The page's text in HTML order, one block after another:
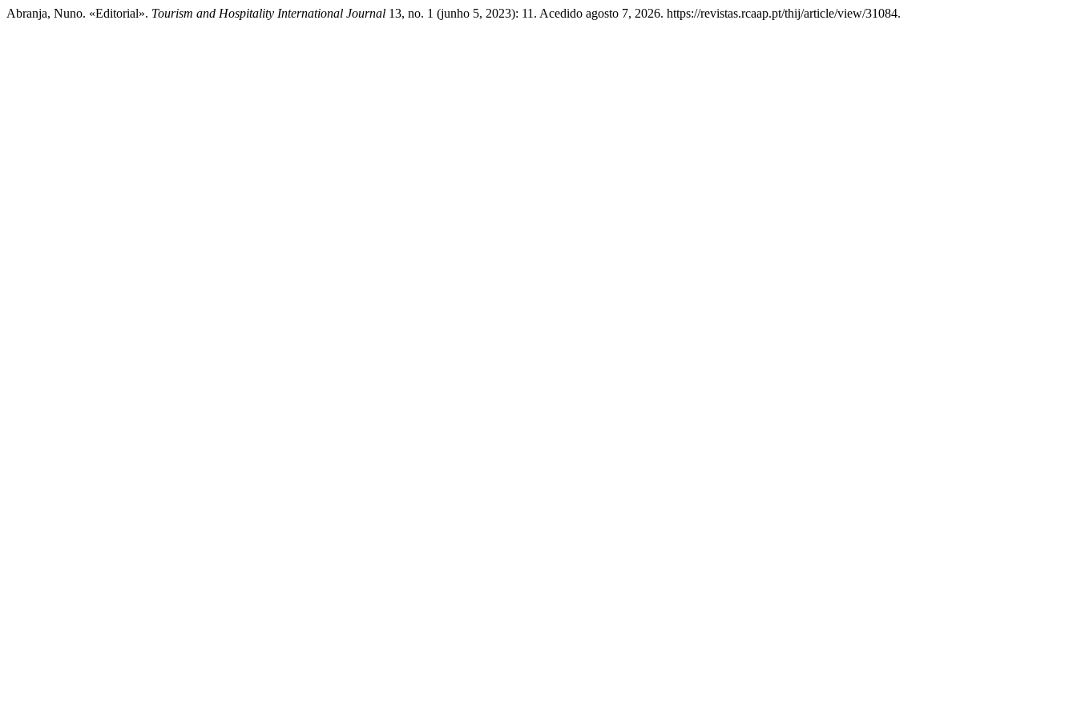
Abranja, Nuno. «Editorial». Tourism and Hospitality International Journal 13, no. 1 (junho 5, 2023): 11. Acedido agosto 7, 2026. https://revistas.rcaap.pt/thij/article/view/31084.